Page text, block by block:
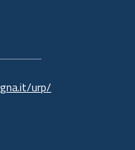
urp/